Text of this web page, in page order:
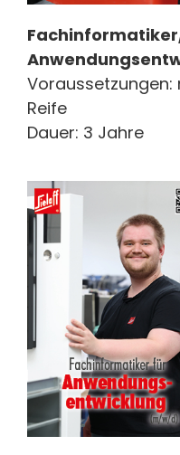
Reife
Dauer: 3 Jahre